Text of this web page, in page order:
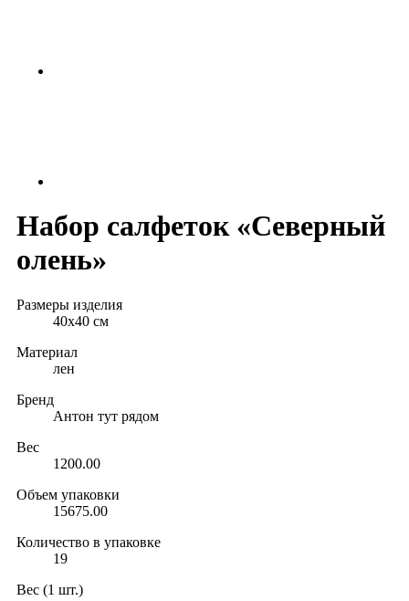
Набор салфеток «Северный
олень»
Размеры изделия
40х40 см
Материал
лен
Бренд
Антон тут рядом
Вес
1200.00
Объем упаковки
15675.00
Количество в упаковке
19
Вес (1 шт.)